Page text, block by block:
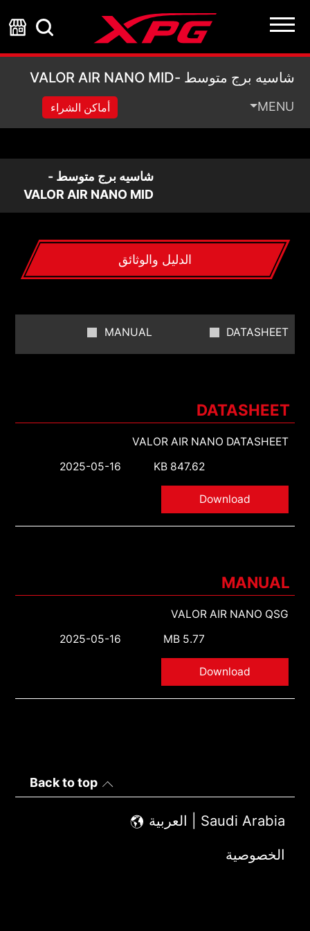
شاسيه برج متوسط -VALOR AIR NANO MID
شاسيه برج متوسط -VALOR AIR NANO MID
MENU أماكن الشراء
شاسيه برج متوسط -
VALOR AIR NANO MID
الدليل والوثائق
DATASHEET
MANUAL
DATASHEET
VALOR AIR NANO DATASHEET
847.62 KB
2025-05-16
Download
MANUAL
VALOR AIR NANO QSG
5.77 MB
2025-05-16
Download
Back to top
Saudi Arabia | العربية
الخصوصية